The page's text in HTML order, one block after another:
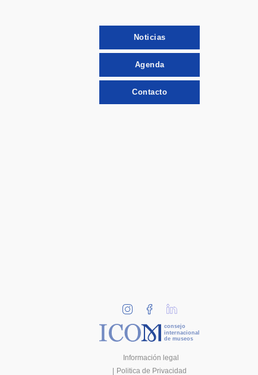
Noticias
Agenda
Contacto
consejo
internacional
de museos
Información legal
Politica de Privacidad